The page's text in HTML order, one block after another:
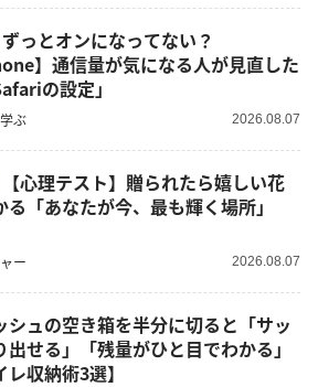
】通信量が気になる人が見直した
の設定」
ぶ 2026.08.07
る「あなたが今、最も輝く場所」
ー 2026.08.07
シュの空き箱を半分に切ると「サッ
出せる」「残量がひと目でわかる」
レ収納術3選】